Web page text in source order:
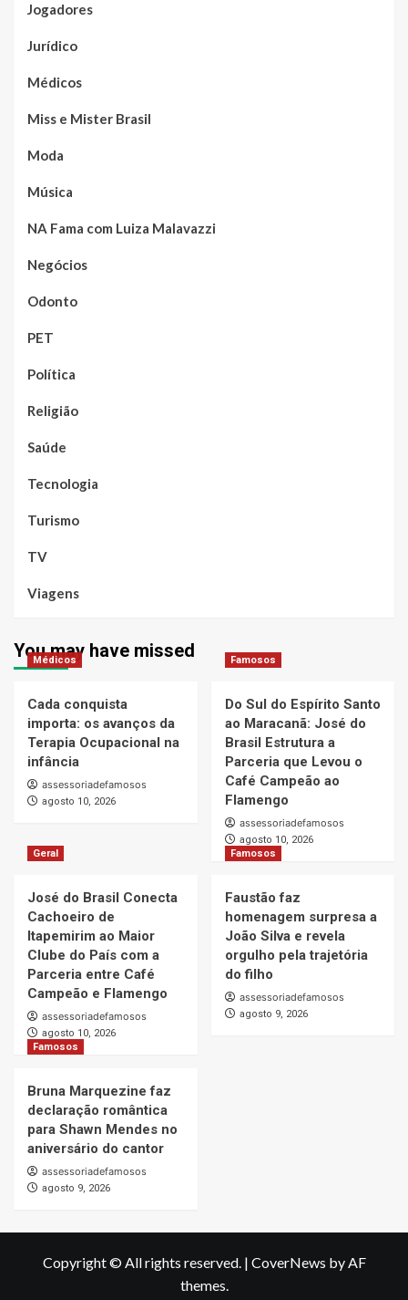
Jogadores
Jurídico
Médicos
Miss e Mister Brasil
Moda
Música
NA Fama com Luiza Malavazzi
Negócios
Odonto
PET
Política
Religião
Saúde
Tecnologia
Turismo
TV
Viagens
You may have missed
Médicos
Cada conquista
importa: os avanços da
Terapia Ocupacional na
infância
assessoriadefamosos
agosto 10, 2026
Famosos
Do Sul do Espírito Santo
ao Maracanã: José do
Brasil Estrutura a
Parceria que Levou o
Café Campeão ao
Flamengo
assessoriadefamosos
agosto 10, 2026
Geral
José do Brasil Conecta
Cachoeiro de
Itapemirim ao Maior
Clube do País com a
Parceria entre Café
Campeão e Flamengo
assessoriadefamosos
agosto 10, 2026
Famosos
Faustão faz
homenagem surpresa a
João Silva e revela
orgulho pela trajetória
do filho
assessoriadefamosos
agosto 9, 2026
Famosos
Bruna Marquezine faz
declaração romântica
para Shawn Mendes no
aniversário do cantor
assessoriadefamosos
agosto 9, 2026
Copyright © All rights reserved. | CoverNews by AF
themes.